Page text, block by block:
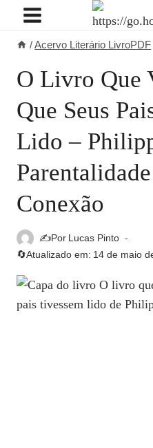
Pular
/Acervo Literário LivroPDF
O Livro Que
Que Seus
Lido –
Conexão
✍️Por Lucas Pinto
🔄Atualizado em: 14 de maio